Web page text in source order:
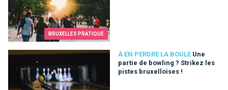
BRUXELLES PRATIQUE
À EN PERDRE LA BOULE Une
partie de bowling ? Strikez les
pistes bruxelloises !
Une partie de bowling ? Strikez les pistes bruxelloises !